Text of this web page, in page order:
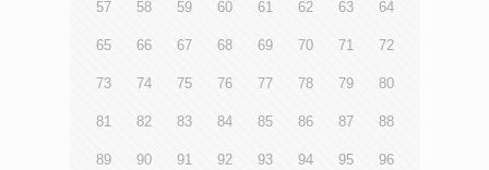
57 58 59 60 61 62 63 64
65 66 67 68 69 70 71 72
73 74 75 76 77 78 79 80
81 82 83 84 85 86 87 88
89 90 91 92 93 94 95 96